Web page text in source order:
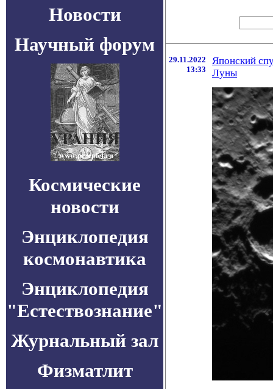
Новости
Научный форум
Космические
новости
Энциклопедия
космонавтика
Энциклопедия
"Естествознание"
Журнальный зал
Физматлит
29.11.2022
13:33
Японский
Луны